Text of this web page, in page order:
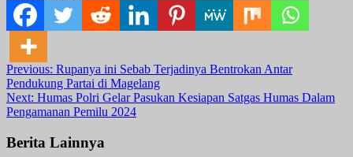
Post
navigation
Previous: Rupanya ini Sebab Terjadinya Bentrokan Antar
Pendukung Partai di Magelang
Next: Humas Polri Gelar Pasukan Kesiapan Satgas Humas Dalam
Pengamanan Pemilu 2024
Berita Lainnya